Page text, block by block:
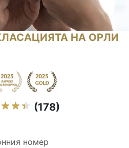
НА ОРЛИ
(178)
номер